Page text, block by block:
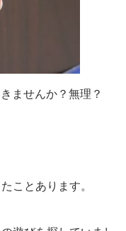
ませんか？無理？
ことあります。